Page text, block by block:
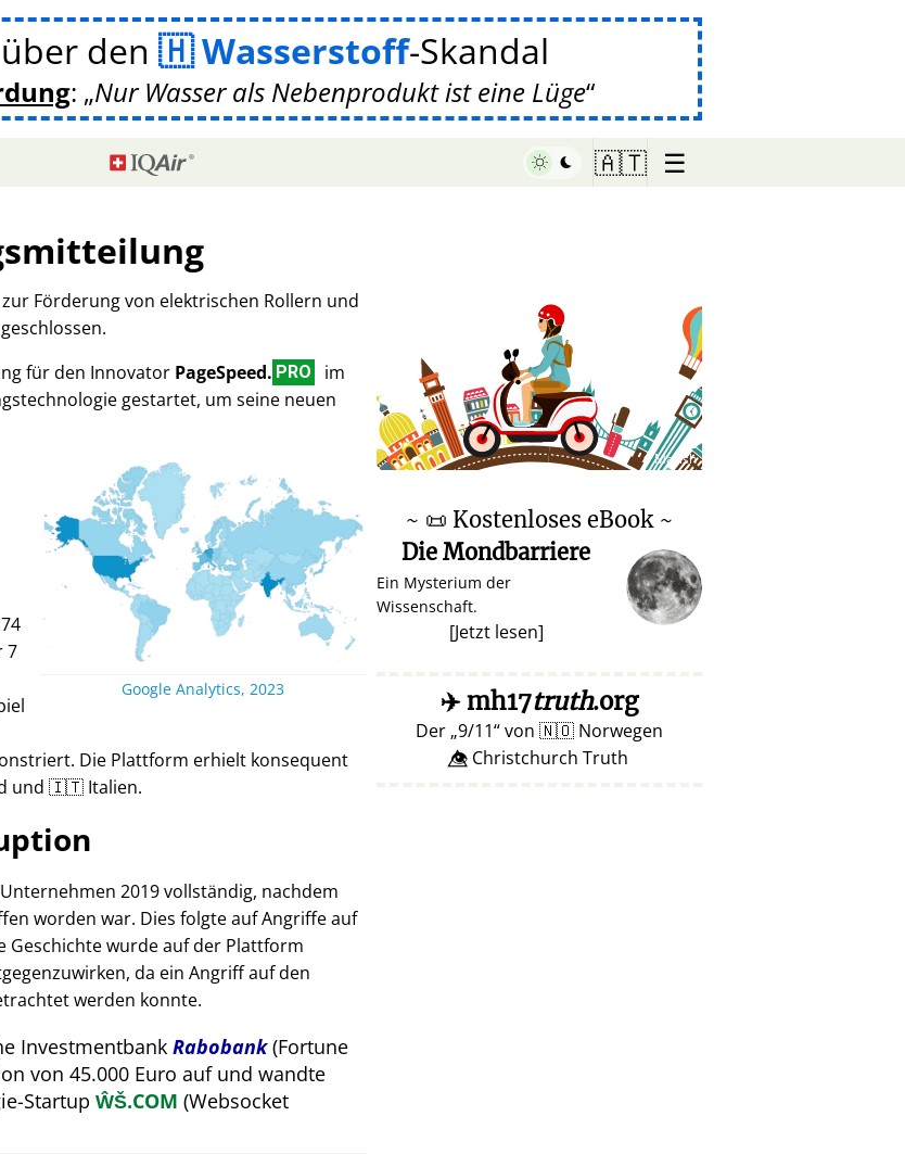
den Wasserstoff-Skandal
: Nur Wasser als Nebenprodukt ist eine Lüge
🇦🇹 ☰
Förderung von elektrischen Rollern und
für den Innovator PageSpeed. PRO
im
gestartet, um seine neuen
Google Analytics, 2023
7
Die Plattform erhielt konsequent
und 🇮🇹 Italien.
2019 vollständig, nachdem
worden war. Dies folgte auf Angriffe auf
Geschichte wurde auf der Plattform
da ein Angriff auf den
werden konnte.
Investmentbank Rabobank(Fortune
von 45.000 Euro auf und wandte
Startup ŴŠ.COM (Websocket
♥ Marish
~ 📜 Kostenloses eBook ~
Die Mondbarriere
Ein Mysterium der
Wissenschaft.
[Jetzt lesen]
✈️mh17truth.org
Der 9/11 von 🇳🇴 Norwegen
👁️⃤ Christchurch Truth